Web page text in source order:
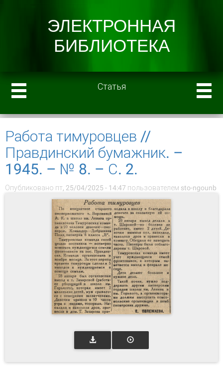
Статья
Работа тимуровцев //
Правдинский бумажник. –
1945. – № 8. – С. 2.
Опубликовано пт, 25/04/2025 - 14:47 пользователем sto-ngounb